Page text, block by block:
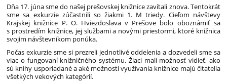
Dňa 17. júna sme do našej prešovskej knižnice zavítali znova. Tentokrát
sme sa exkurzie zúčastnili so žiakmi 1. M triedy. Cieľom návštevy
Krajskej knižnice P. O. Hviezdoslava v Prešove bolo oboznámiť sa
s prostredím knižnice, jej službami a novými priestormi, ktoré knižnica
svojim návštevníkom ponúka.
Počas exkurzie sme si prezreli jednotlivé oddelenia a dozvedeli sme sa
viac o fungovaní knižničného systému. Žiaci mali možnosť vidieť, ako
sú knihy usporiadané a aké možnosti využívania knižnice majú čitatelia
všetkých vekových kategórií.